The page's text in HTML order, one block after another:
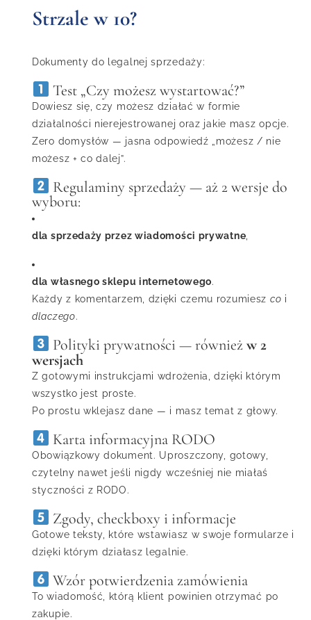
Strzale w 10?
Dokumenty do legalnej sprzedaży:
Test „Czy możesz wystartować?”
Dowiesz się, czy możesz działać w formie
działalności nierejestrowanej oraz jakie masz opcje.
Zero domysłów — jasna odpowiedź „możesz / nie
możesz + co dalej”.
Regulaminy sprzedaży — aż 2 wersje do
wyboru:
dla sprzedaży przez wiadomości prywatne,
dla własnego sklepu internetowego.
Każdy z komentarzem, dzięki czemu rozumiesz co i
dlaczego.
Polityki prywatności — równieżw 2
wersjach
Z gotowymi instrukcjami wdrożenia, dzięki którym
wszystko jest proste.
Po prostu wklejasz dane — i masz temat z głowy.
Karta informacyjna RODO
Obowiązkowy dokument. Uproszczony, gotowy,
czytelny nawet jeśli nigdy wcześniej nie miałaś
styczności z RODO.
Zgody, checkboxy i informacje
Gotowe teksty, które wstawiasz w swoje formularze i
dzięki którym działasz legalnie.
Wzór potwierdzenia zamówienia
To wiadomość, którą klient powinien otrzymać po
zakupie.